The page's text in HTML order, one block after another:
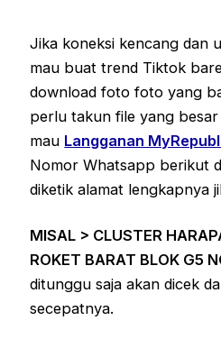
Jika koneksi kencang dan
mau buat trend Tiktok
download foto foto yang
perlu takun file yang
mau Langganan
Nomor Whatsapp berikut
diketik alamat lengkapnya
MISAL > CLUSTER
ROKET BARAT BLOK G5
ditunggu saja akan dicek
secepatnya.